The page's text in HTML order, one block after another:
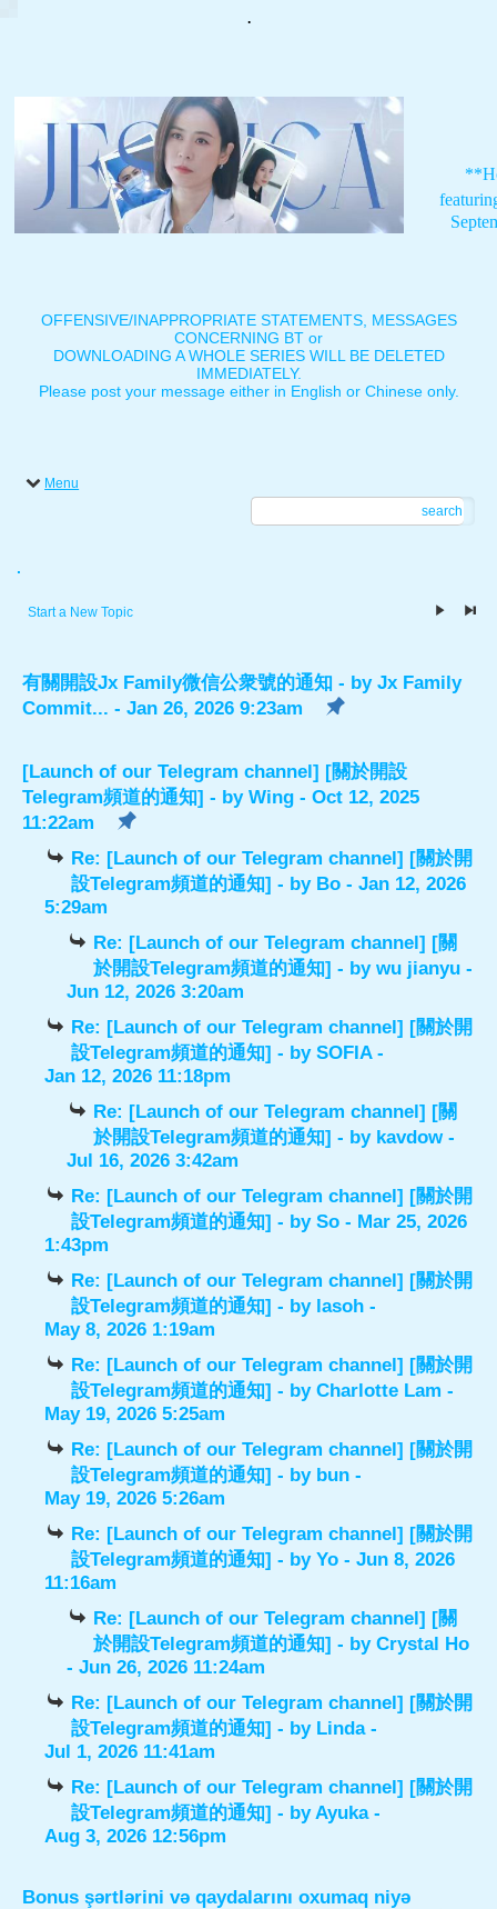
.
OFFENSIVE/INAPPROPRIATE STATEMENTS, MESSAGES
CONCERNING BT or
DOWNLOADING A WHOLE SERIES WILL BE DELETED
IMMEDIATELY.
Please post your message either in English or Chinese only.
Menu
search
.
Start a New Topic
有關開設Jx Family微信公衆號的通知 - by Jx Family
Commit... - Jan 26, 2026 9:23am
[Launch of our Telegram channel] [關於開設
Telegram頻道的通知] - by Wing - Oct 12, 2025
11:22am
Re: [Launch of our Telegram channel] [關於開
設Telegram頻道的通知] - by Bo - Jan 12, 2026
5:29am
Re: [Launch of our Telegram channel] [關
於開設Telegram頻道的通知] - bywu jianyu -
Jun 12, 2026 3:20am
Re: [Launch of our Telegram channel] [關於開
設Telegram頻道的通知] - bySOFIA-
Jan 12, 2026 11:18pm
Re: [Launch of our Telegram channel] [關
於開設Telegram頻道的通知] - by kavdow-
Jul 16, 2026 3:42am
Re: [Launch of our Telegram channel] [關於開
設Telegram頻道的通知] - bySo - Mar 25, 2026
1:43pm
Re: [Launch of our Telegram channel] [關於開
設Telegram頻道的通知] - by lasoh -
May 8, 2026 1:19am
Re: [Launch of our Telegram channel] [關於開
設Telegram頻道的通知] - byCharlotte Lam -
May 19, 2026 5:25am
Re: [Launch of our Telegram channel] [關於開
設Telegram頻道的通知] - by bun -
May 19, 2026 5:26am
Re: [Launch of our Telegram channel] [關於開
設Telegram頻道的通知] - byYo - Jun 8, 2026
11:16am
Re: [Launch of our Telegram channel] [關
於開設Telegram頻道的通知] - byCrystal Ho
- Jun 26, 2026 11:24am
Re: [Launch of our Telegram channel] [關於開
設Telegram頻道的通知] - by Linda-
Jul 1, 2026 11:41am
Re: [Launch of our Telegram channel] [關於開
設Telegram頻道的通知] - byAyuka-
Aug 3, 2026 12:56pm
Bonus şərtlərini və qaydalarını oxumaq niyə